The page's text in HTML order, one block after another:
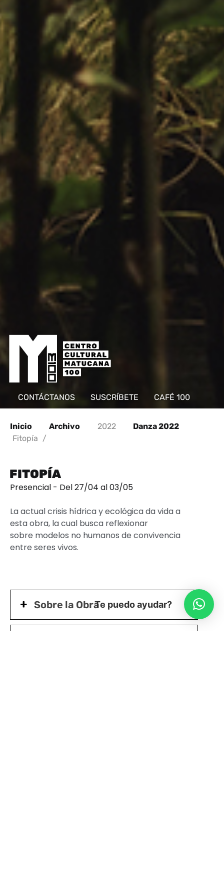
CONTÁCTANOS SUSCRÍBETE CAFÉ 100
Inicio Archivo 2022
Danza 2022
Fitopía /
FITOPÍA
Presencial - Del 27/04 al 03/05
La actual crisis hídrica y ecológica da vida a
esta obra, la cual busca reflexionar
sobre modelos no humanos de convivencia
entre seres vivos.
Sobre la ObraTe puedo ayudar?